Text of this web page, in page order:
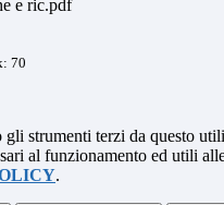
e ric.pdf
70
gli strumenti terzi da questo
al funzionamento ed utili
.